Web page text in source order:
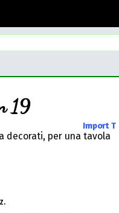
19
Import T
decorati, per una tavola